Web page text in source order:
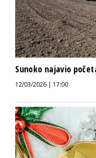
Sunoko najavio
12/03/2026 | 17:00